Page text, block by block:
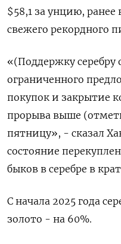
$58,1​ за унцию, ранее
свежего рекордного
«(Поддержку
ограниченного
покупок и закрытие
прорыва выше
пятницу», - сказал
состояние
быков в серебре в
С начала 2025 года
золото - на 60%.